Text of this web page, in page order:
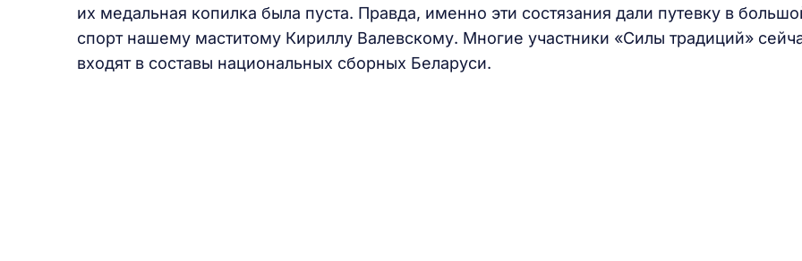
их медальная копилка была пуста. Правда, именно эти состязания дали путевку в
спорт нашему маститому Кириллу Валевскому. Многие участники «Силы традиций»
входят в составы национальных сборных Беларуси.